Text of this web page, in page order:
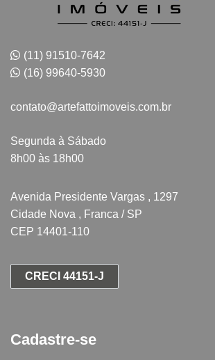
(11) 91510-7642
(16) 99640-5930
contato@artefattoimoveis.com.br
Segunda à Sábado
8h00 às 18h00
Avenida Presidente Vargas , 1297
Cidade Nova , Franca / SP
CEP 14401-110
CRECI 44151-J
Cadastre-se